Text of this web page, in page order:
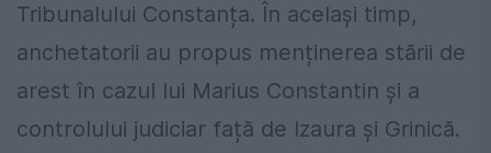
Tribunalului Constanța. În același timp,
anchetatorii au propus menținerea stării de
arest în cazul lui Marius Constantin și a
controlului judiciar față de Izaura și Grinică.